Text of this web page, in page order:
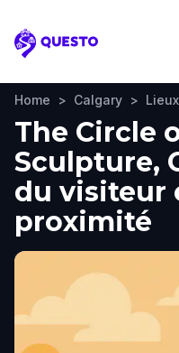
Questo
Home > Calgary >
The Circle
Sculpture,
du visiteur
proximité